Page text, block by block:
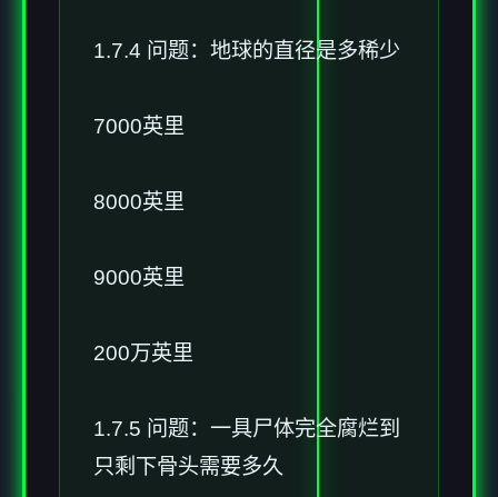
1.7.4 问题：地球的直径是多稀少
7000英里
8000英里
9000英里
200万英里
1.7.5 问题：一具尸体完全腐烂到
只剩下骨头需要多久